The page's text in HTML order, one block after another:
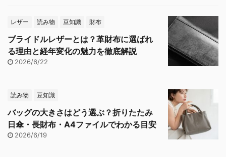
レザー 読み物 豆知識 財布
ブライドルレザーとは？革財布に選ばれ
る理由と経年変化の魅力を徹底解説
2026/6/22
読み物 豆知識
バッグの大きさはどう選ぶ？折りたたみ
日傘・長財布・A4ファイルでわかる目安
2026/6/19